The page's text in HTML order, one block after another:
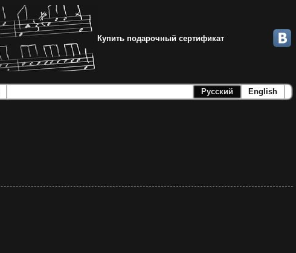
Купить подарочный сертификат
Русский English